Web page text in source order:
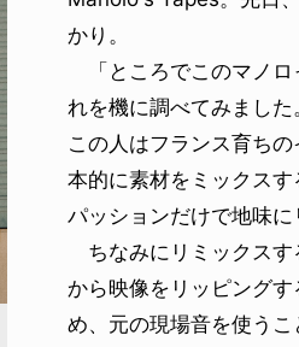
かり。
「ところでこのマノロ
れを機に調べてみました
この人はフランス育ち
本的に素材をミックス
パッションだけで地味に
ちなみにリミックスす
から映像をリッピング
め、元の現場音を使う